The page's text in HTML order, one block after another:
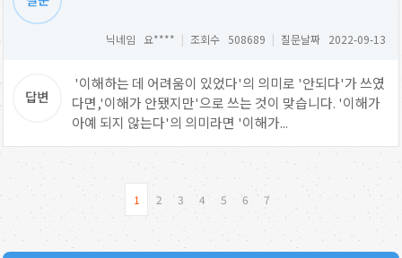
닉네임 요**** | 조회수 508689 | 질문날짜 2022-09-13
'이해하는 데 어려움이 있었다'의 의미로 '안되다'가 쓰였
다면,'이해가 안됐지만'으로 쓰는 것이 맞습니다. '이해가
아예 되지 않는다'의 의미라면 '이해가...
1 2 3 4 5 6 7